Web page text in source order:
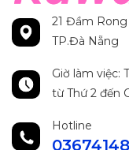
21 Đầm Rong
TP.Đà Nẵng
Giờ làm việc:
từ Thứ 2 đến
Hotline